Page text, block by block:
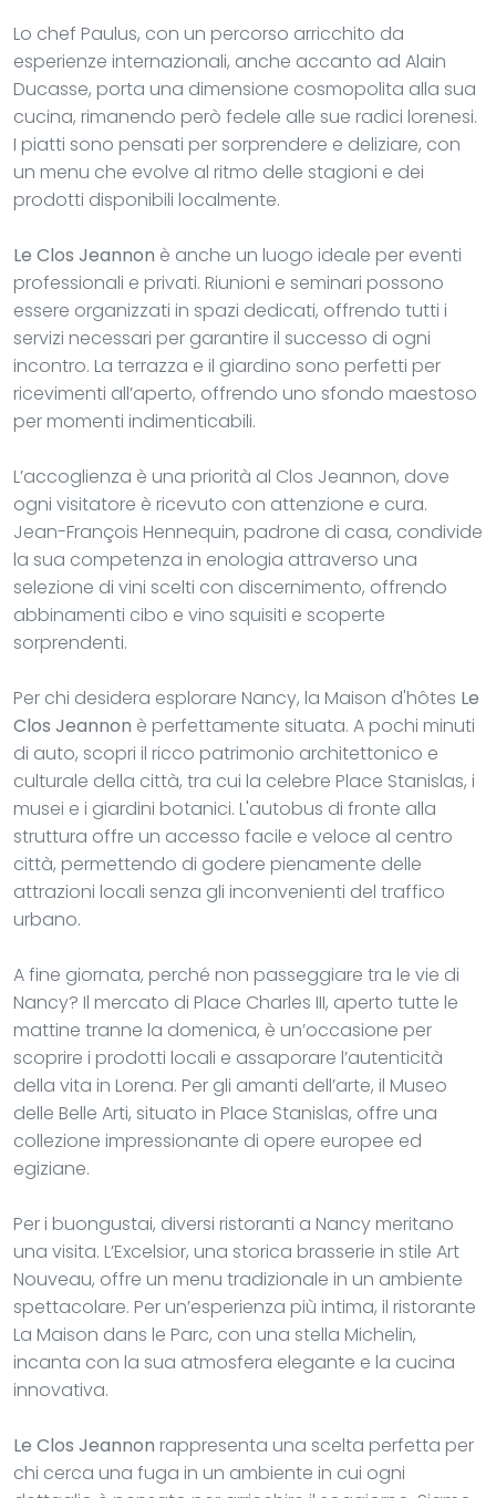
Lo chef Paulus, con un percorso arricchito da
esperienze internazionali, anche accanto ad Alain
Ducasse, porta una dimensione cosmopolita alla sua
cucina, rimanendo però fedele alle sue radici lorenesi.
I piatti sono pensati per sorprendere e deliziare, con
un menu che evolve al ritmo delle stagioni e dei
prodotti disponibili localmente.
Le Clos Jeannon è anche un luogo ideale per eventi
professionali e privati. Riunioni e seminari possono
essere organizzati in spazi dedicati, offrendo tutti i
servizi necessari per garantire il successo di ogni
incontro. La terrazza e il giardino sono perfetti per
ricevimenti all’aperto, offrendo uno sfondo maestoso
per momenti indimenticabili.
L’accoglienza è una priorità al Clos Jeannon, dove
ogni visitatore è ricevuto con attenzione e cura.
Jean-François Hennequin, padrone di casa, condivide
la sua competenza in enologia attraverso una
selezione di vini scelti con discernimento, offrendo
abbinamenti cibo e vino squisiti e scoperte
sorprendenti.
Per chi desidera esplorare Nancy, la Maison d'hôtes Le
Clos Jeannon è perfettamente situata. A pochi minuti
di auto, scopri il ricco patrimonio architettonico e
culturale della città, tra cui la celebre Place Stanislas, i
musei e i giardini botanici. L'autobus di fronte alla
struttura offre un accesso facile e veloce al centro
città, permettendo di godere pienamente delle
attrazioni locali senza gli inconvenienti del traffico
urbano.
A fine giornata, perché non passeggiare tra le vie di
Nancy? Il mercato di Place Charles III, aperto tutte le
mattine tranne la domenica, è un’occasione per
scoprire i prodotti locali e assaporare l’autenticità
della vita in Lorena. Per gli amanti dell’arte, il Museo
delle Belle Arti, situato in Place Stanislas, offre una
collezione impressionante di opere europee ed
egiziane.
Per i buongustai, diversi ristoranti a Nancy meritano
una visita. L’Excelsior, una storica brasserie in stile Art
Nouveau, offre un menu tradizionale in un ambiente
spettacolare. Per un’esperienza più intima, il ristorante
La Maison dans le Parc, con una stella Michelin,
incanta con la sua atmosfera elegante e la cucina
innovativa.
Le Clos Jeannon rappresenta una scelta perfetta per
chi cerca una fuga in un ambiente in cui ogni